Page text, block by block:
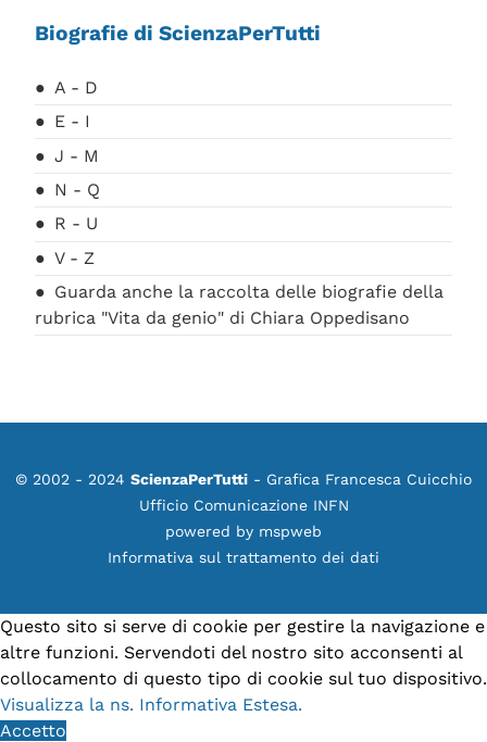
Biografie di ScienzaPerTutti
A - D
E - I
J - M
N - Q
R - U
V - Z
Guarda anche la raccolta delle biografie della
rubrica "Vita da genio" di Chiara Oppedisano
© 2002 - 2024 ScienzaPerTutti - Grafica Francesca Cuicchio
Ufficio Comunicazione INFN
powered by mspweb
Informativa sul trattamento dei dati
Questo sito si serve di cookie per gestire la navigazione e
altre funzioni. Servendoti del nostro sito acconsenti al
collocamento di questo tipo di cookie sul tuo dispositivo.
Visualizza la ns. Informativa Estesa.
Accetto